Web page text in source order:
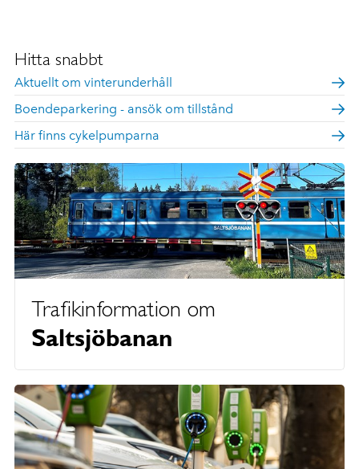
Hitta snabbt
Aktuellt om vinterunderhåll
Boendeparkering - ansök om tillstånd
Här finns cykelpumparna
Trafikinformation om
Saltsjöbanan